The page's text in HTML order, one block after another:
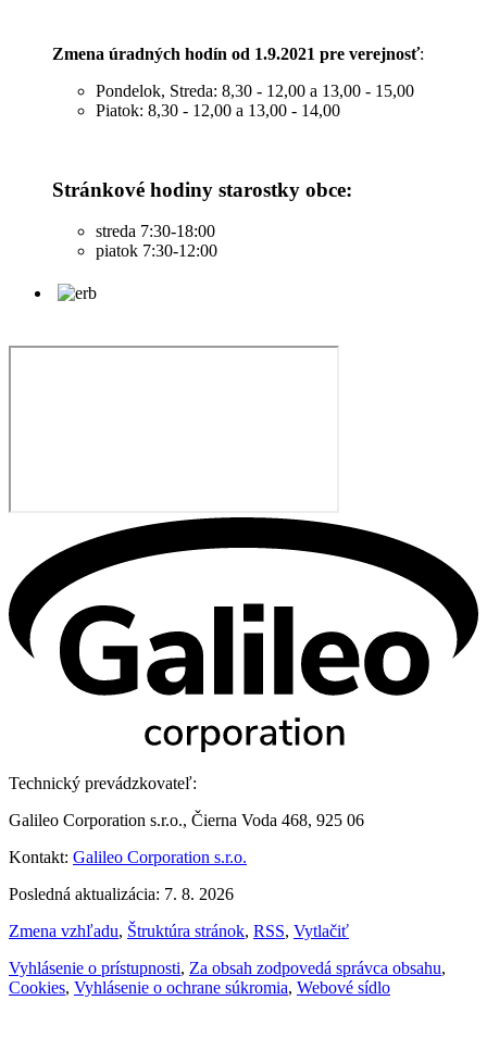
Zmena úradných hodín od 1.9.2021 pre verejnosť:
Pondelok, Streda: 8,30 - 12,00 a 13,00 - 15,00
Piatok: 8,30 - 12,00 a 13,00 - 14,00
Stránkové hodiny starostky obce:
streda 7:30-18:00
piatok 7:30-12:00
Technický prevádzkovateľ:
Galileo Corporation s.r.o., Čierna Voda 468, 925 06
Kontakt: Galileo Corporation s.r.o.
Posledná aktualizácia: 7. 8. 2026
Zmena vzhľadu, Štruktúra stránok, RSS, Vytlačiť
Vyhlásenie o prístupnosti, Za obsah zodpovedá správca obsahu,
Cookies, Vyhlásenie o ochrane súkromia, Webové sídlo